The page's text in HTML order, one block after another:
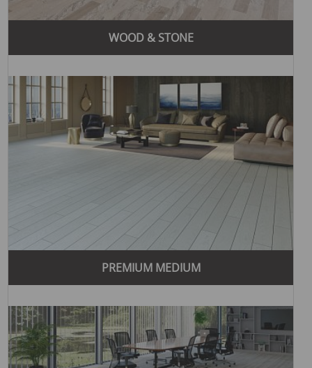
Инновационные решения: Компания постоянно
внедряет новые технологии и разрабатывает
продукцию, которая соответствует современным
покрытия.
Экологическая ответственность:Yıldız Entegre
придерживается принципов устойчивого развития и
использует экологически чистые материалы. Компания
стремится минимизировать воздействие на
окружающую среду, сохраняя при этом высокое
Yıldız Entegre предлагает
большой выбор напольных покрытий, включающий
ламинат, МДФ, ДСП и другие материалы. Это
позволяет клиентам найти идеальное решение для
любого интерьера и потребностей.
пользуется популярностью во многих странах мира.
Компания получила многочисленные награды и
на рынке.
Легкость установки и ухода:Напольные покрытия
Yıldız Entegre отличаются простотой установки и
легкостью ухода, что делает их удобными в
WOOD & STONE
PREMIUM MEDIUM